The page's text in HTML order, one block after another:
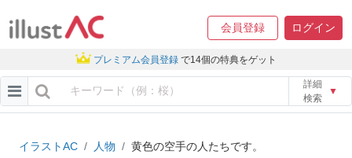
会員登録 ログイン
プレミアム会員登録 で14個の特典をゲット
詳細
検索
▼
イラストAC 人物
黄色の空手の人たちです。